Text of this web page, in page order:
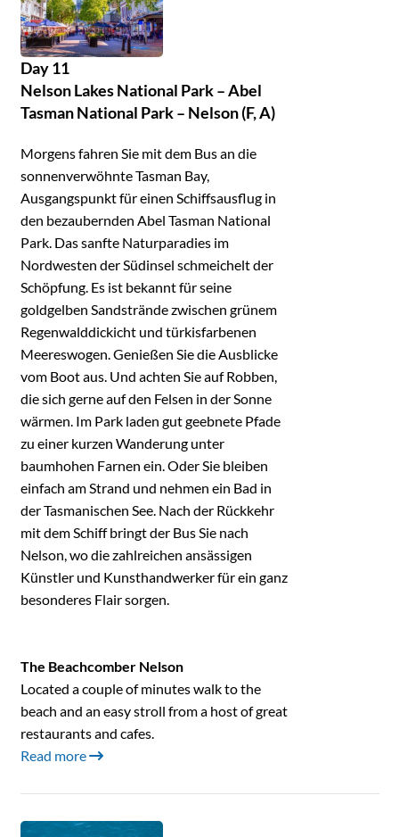
Day 11
Nelson Lakes National Park – Abel
Tasman National Park – Nelson (F, A)
Morgens fahren Sie mit dem Bus an die
sonnenverwöhnte Tasman Bay,
Ausgangspunkt für einen Schiffsausflug in
den bezaubernden Abel Tasman National
Park. Das sanfte Naturparadies im
Nordwesten der Südinsel schmeichelt der
Schöpfung. Es ist bekannt für seine
goldgelben Sandstrände zwischen grünem
Regenwalddickicht und türkisfarbenen
Meereswogen. Genießen Sie die Ausblicke
vom Boot aus. Und achten Sie auf Robben,
die sich gerne auf den Felsen in der Sonne
wärmen. Im Park laden gut geebnete Pfade
zu einer kurzen Wanderung unter
baumhohen Farnen ein. Oder Sie bleiben
einfach am Strand und nehmen ein Bad in
der Tasmanischen See. Nach der Rückkehr
mit dem Schiff bringt der Bus Sie nach
Nelson, wo die zahlreichen ansässigen
Künstler und Kunsthandwerker für ein ganz
besonderes Flair sorgen.
The Beachcomber Nelson
Located a couple of minutes walk to the
beach and an easy stroll from a host of great
restaurants and cafes.
Read more